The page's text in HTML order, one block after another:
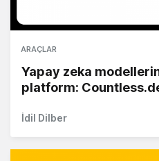
ARAÇLAR
Yapay zeka
platform:
İdil Dilber